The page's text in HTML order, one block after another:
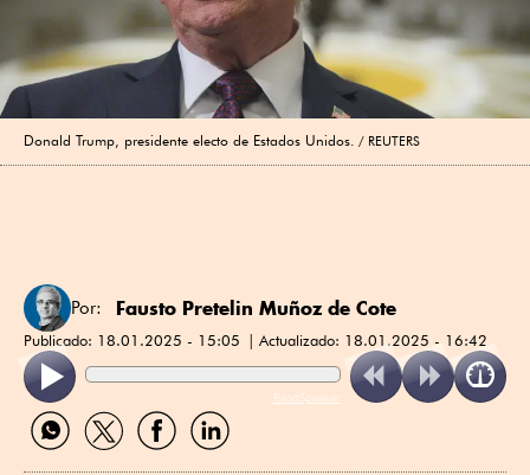
Donald Trump, presidente electo de Estados Unidos. REUTERS
Por: Fausto Pretelin Muñoz de Cote
Publicado: 18.01.2025 - 15:05 Actualizado: 18.01.2025 - 16:42
ReadSpeaker
Compartir
por
Compartir
por
Compartir
por
Compartir
por